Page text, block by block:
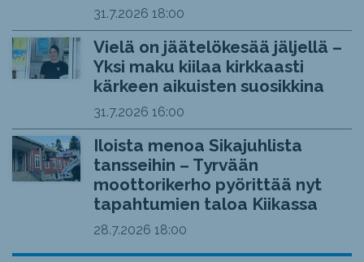
31.7.2026 18:00
Vielä on jäätelökesää jäljellä –
Yksi maku kiilaa kirkkaasti
kärkeen aikuisten suosikkina
31.7.2026 16:00
Iloista menoa Sikajuhlista
tansseihin – Tyrvään
moottorikerho pyörittää nyt
tapahtumien taloa Kiikassa
28.7.2026 18:00